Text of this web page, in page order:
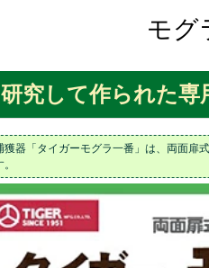
モグ
究して作られた専
獲器「タイガーモグラ一番」は、両面扉